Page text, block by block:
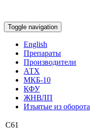
Toggle navigation
English
Препараты
Производители
АТХ
МКБ-10
КФУ
ЖНВЛП
Изъятые из оборота
C61